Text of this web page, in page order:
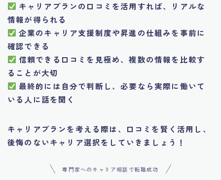
キャリアプランの口コミを活用すれば、リアルな
情報が得られる
企業のキャリア支援制度や昇進の仕組みを事前に
確認できる
信頼できる口コミを見極め、複数の情報を比較す
ることが大切
最終的には自分で判断し、必要なら実際に働いて
いる人に話を聞く
キャリアプランを考える際は、口コミを賢く活用し、
後悔のないキャリア選択をしていきましょう！
専門家へのキャリア相談で転職成功